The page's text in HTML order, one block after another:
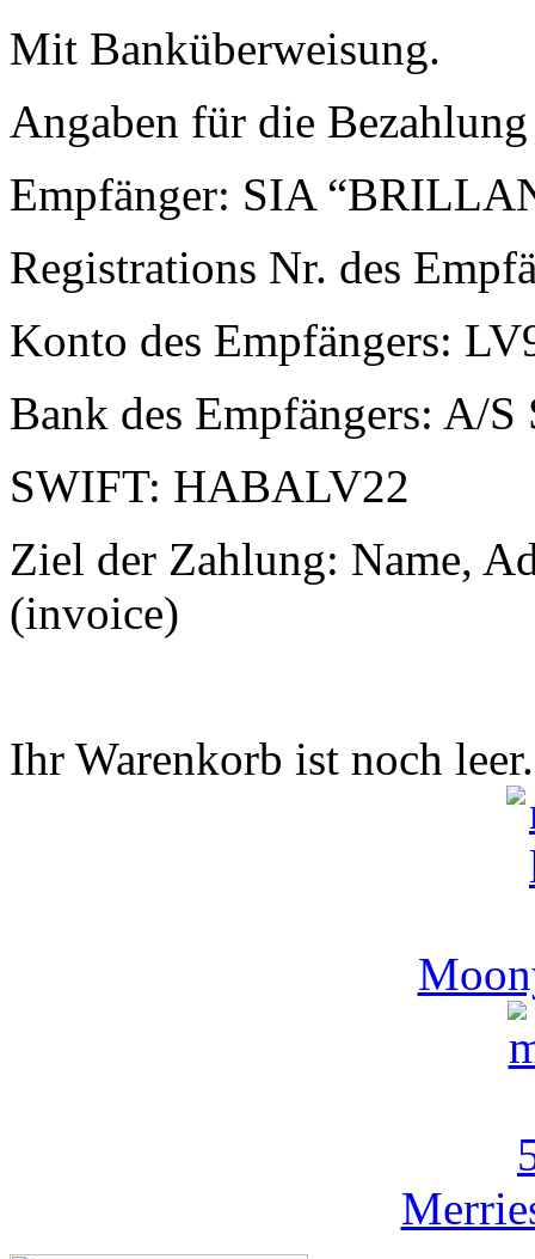
Mit Banküberweisung.
Angaben für die
Empfänger: SIA
Registrations Nr. des
Konto des Empfängers:
Bank des Empfängers: A/S
SWIFT: HABALV22
Ziel der Zahlung: Name,
(invoice)
Ihr Warenkorb ist noch leer.